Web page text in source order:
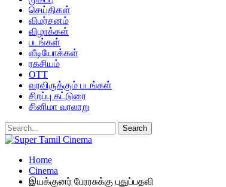
செய்திகள்
விமர்சனம்
விழாக்கள்
படங்கள்
வீடியோக்கள்
ரகசியம்
OTT
வரவிருக்கும் படங்கள்
சிறப்பு கட்டுரை
சினிமா வரலாறு
Home
Cinema
இயக்குனர் பேரரசுக்கு புதுப்பதவி